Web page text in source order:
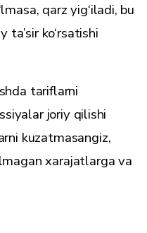
qarz yig‘iladi, bu
ko‘rsatishi
tariflarni
joriy qilishi
kuzatmasangiz,
xarajatlarga va